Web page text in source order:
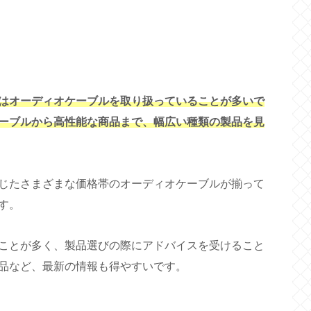
オーディオケーブルを取り扱っていることが多いで
ブルから高性能な商品まで、幅広い種類の製品を見
たさまざまな価格帯のオーディオケーブルが揃って
。
とが多く、製品選びの際にアドバイスを受けること
ど、最新の情報も得やすいです。